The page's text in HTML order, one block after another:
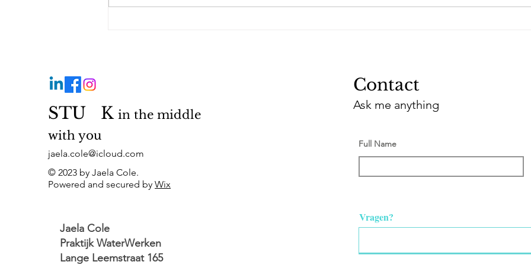
STU Kin the middle
with you
jaela.cole@icloud.com
© 2023 by Jaela Cole.
Powered and secured byWix
Jaela Cole
Praktijk WaterWerken
Lange Leemstraat 165
Contact
Ask me anything
Full Name
Vragen?